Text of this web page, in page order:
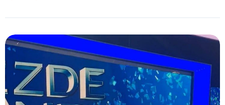
Гудељ
сосе
цела
фамилија
дојде
на